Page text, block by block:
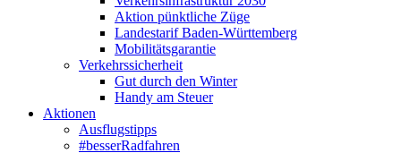
Aktion pünktliche Züge
Landestarif Baden-Württemberg
Mobilitätsgarantie
Verkehrssicherheit
Gut durch den Winter
Handy am Steuer
Aktionen
Ausflugstipps
#besserRadfahren